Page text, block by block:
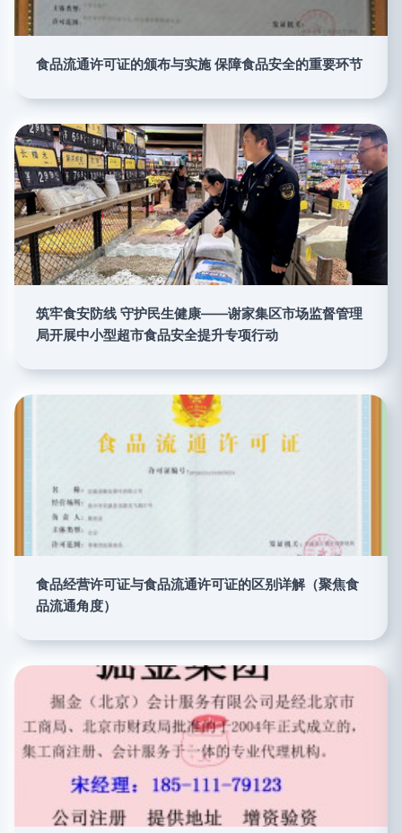
食品流通许可证的颁布与实施 保障食品安全的重要环节
筑牢食安防线 守护民生健康——谢家集区市场监督管理
局开展中小型超市食品安全提升专项行动
食品经营许可证与食品流通许可证的区别详解（聚焦食
品流通角度）